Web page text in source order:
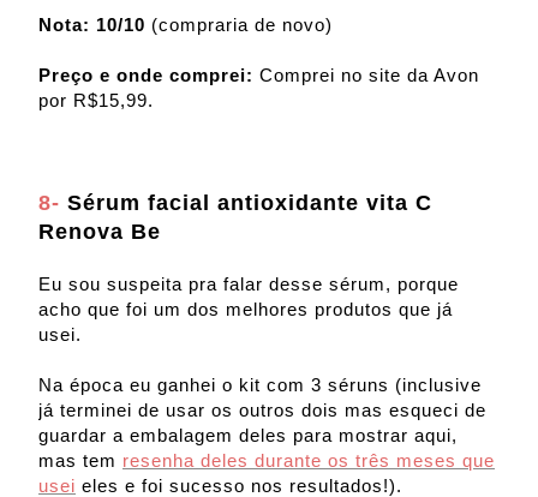
Nota: 10/10 (compraria de novo)
Preço e onde comprei: Comprei no site da Avon
por R$15,99.
8- Sérum facial antioxidante vita C
Renova Be
Eu sou suspeita pra falar desse sérum, porque
acho que foi um dos melhores produtos que já
usei.
Na época eu ganhei o kit com 3 séruns (inclusive
já terminei de usar os outros dois mas esqueci de
guardar a embalagem deles para mostrar aqui,
mas tem resenha deles durante os três meses que
usei eles e foi sucesso nos resultados!).